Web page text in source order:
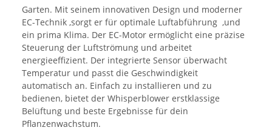
Garten. Mit seinem innovativen Design und moderner
EC-Technik ,sorgt er für optimale Luftabführung ,und
ein prima Klima. Der EC-Motor ermöglicht eine präzise
Steuerung der Luftströmung und arbeitet
energieeffizient. Der integrierte Sensor überwacht
Temperatur und passt die Geschwindigkeit
automatisch an. Einfach zu installieren und zu
bedienen, bietet der Whisperblower erstklassige
Belüftung und beste Ergebnisse für dein
Pflanzenwachstum.